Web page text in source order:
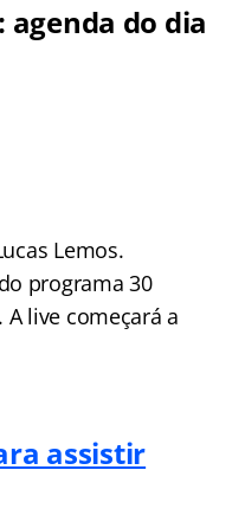
agenda do dia
Lemos.
programa 30
live começará a
assistir